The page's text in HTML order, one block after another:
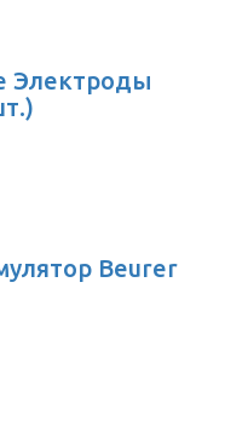
Электроды
Beurer